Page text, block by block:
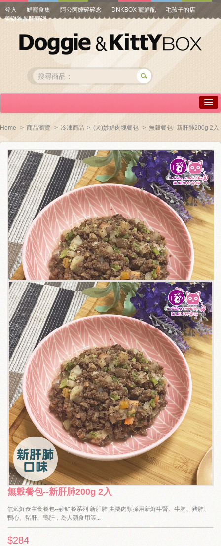
登入 鮮寵食集 阿公阿嬤碎碎念 DNKBOX 寵鮮配
毛孩子的店
美樂狗品牌官網
常見問答
商品瀏覽
線上訂購
帳號專區
關於我們
毛孩健康之道
Home > 商品瀏覽 > 冷凍商品 > (犬)妙鮮肉塊餐包 > 無穀餐包--新肝肺200g 2入
無穀餐包--新肝肺200g 2入
無穀鮮食主食餐包--妙鮮餐系列 新肝肺 主要肉類採用新鮮牛腎、牛肺、豬肺、
鴨心、豬肝、鴨肝，為人類食用等...
$284